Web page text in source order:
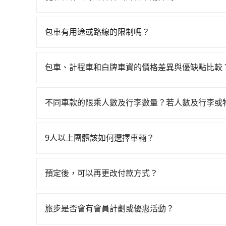
時40元路邊停車費用預估進去，但額外的汽車保
的車門仍未被修理，每一次租車都好像在開樂透
點仍有段距離，在遇到下雨天或者載行李時，就顯
慮打電話至附近的計程車隊，如伍參計程車、永
該縣市僅有約342輛計程車，建議事先做好規劃。
預約且品質穩定的tripool，可能更適合你。
包車有用途或路線的限制嗎？
車旅遊、參加喜宴/喪禮、就醫回診、登山露營、
包車、計程車和白牌車資的價格差異與優缺點比較
地點上車較客製化。此外，司機還會提供各種旅
無法申訴退費。
不同車款的限乘人數及行李數量？若人數及行李或
行李與兩個30吋行李箱 五人座休旅車可乘坐四位
9人以上團體該如何選擇車輛？
客車最多座位數量就是9人，如扣掉司機就只能乘
上。通常人數沒有超過10位，建議預約一台九人
預定後，可以再更改付款方式？
該訂單後再以其他付款方式重新預約行程即可。
旅步是否會有會員計劃或優惠活動？